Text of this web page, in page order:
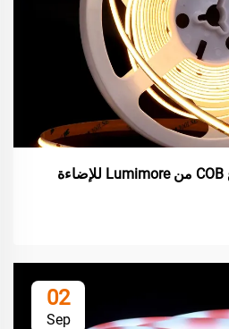
مزايا شرائح LED من نوع COB من Lumimore للإضاءة
02
Sep